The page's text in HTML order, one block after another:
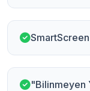
"Bilinmeyen